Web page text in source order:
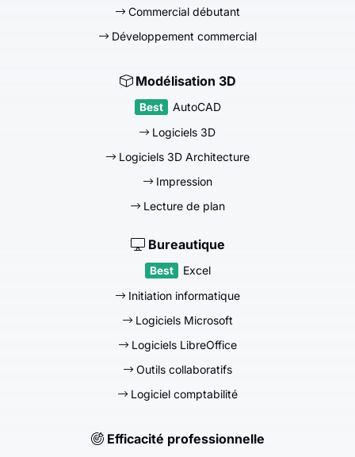
Commercial débutant
Développement commercial
Modélisation 3D
AutoCAD
Logiciels 3D
Logiciels 3D Architecture
Impression
Lecture de plan
Bureautique
Excel
Initiation informatique
Logiciels Microsoft
Logiciels LibreOffice
Outils collaboratifs
Logiciel comptabilité
Efficacité professionnelle